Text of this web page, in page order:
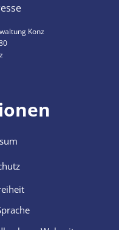
Konz